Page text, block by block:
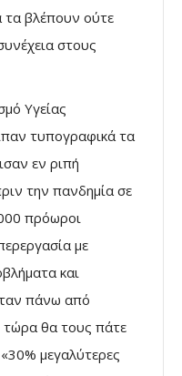
τα βλέπουν ούτε
στους
Υγείας
τυπογραφικά τα
εν ριπή
την πανδημία σε
πρόωροι
με
και
πάνω από
τώρα θα τους πάτε
μεγαλύτερες